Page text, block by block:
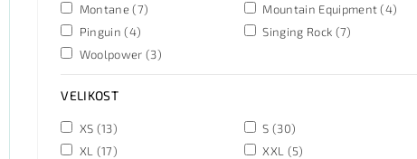
Montane(7) Mountain Equipment(4)
Pinguin(4) Singing Rock (7)
Woolpower (3)
VELIKOST
XS (13) S(30)
XL (17) XXL (5)